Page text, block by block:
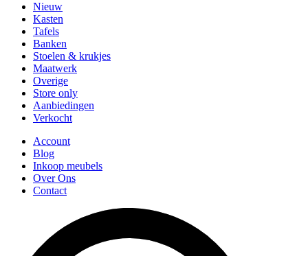
Nieuw
Kasten
Tafels
Banken
Stoelen & krukjes
Maatwerk
Overige
Store only
Aanbiedingen
Verkocht
Account
Blog
Inkoop meubels
Over Ons
Contact